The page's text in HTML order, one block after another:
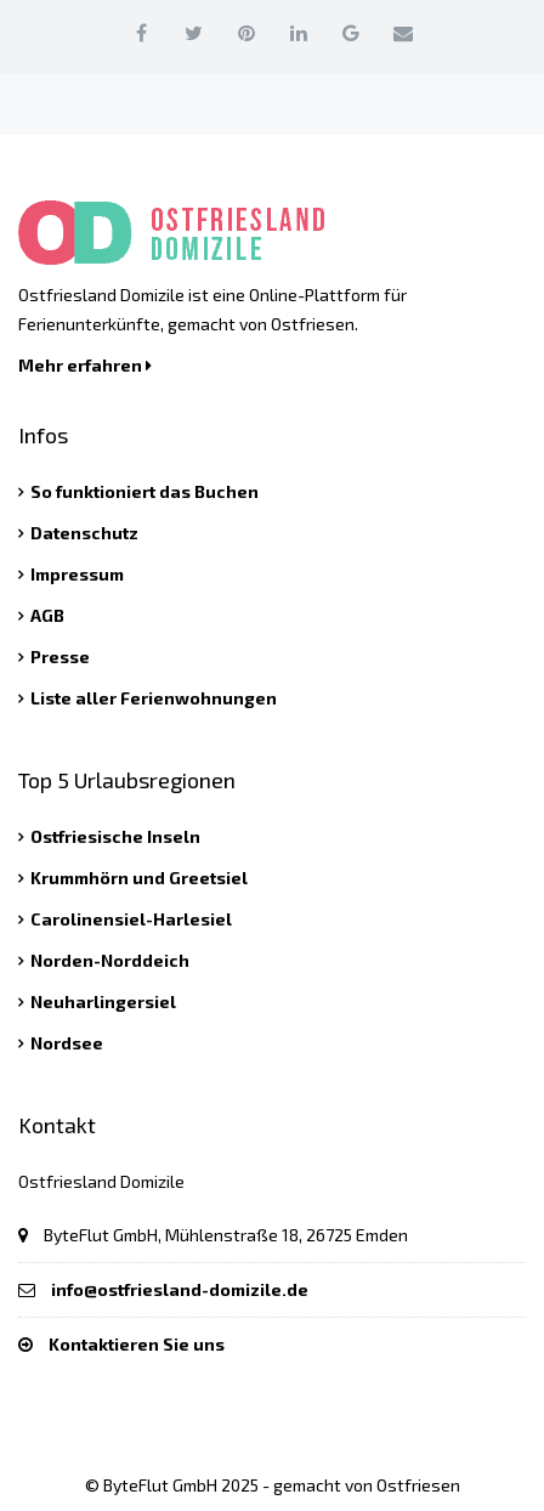
Ostfriesland Domizile ist eine Online-Plattform für
Ferienunterkünfte, gemacht von Ostfriesen.
Mehr erfahren
Infos
So funktioniert das Buchen
Datenschutz
Impressum
AGB
Presse
Liste aller Ferienwohnungen
Top 5 Urlaubsregionen
Ostfriesische Inseln
Krummhörn und Greetsiel
Carolinensiel-Harlesiel
Norden-Norddeich
Neuharlingersiel
Nordsee
Kontakt
Ostfriesland Domizile
ByteFlut GmbH, Mühlenstraße 18, 26725 Emden
info@ostfriesland-domizile.de
Kontaktieren Sie uns
© ByteFlut GmbH 2025 - gemacht von Ostfriesen